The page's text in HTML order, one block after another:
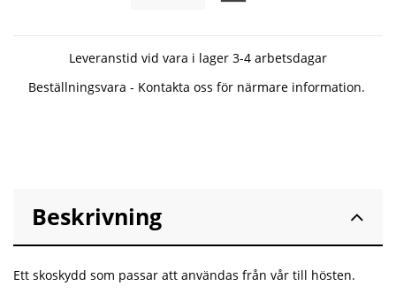
Leveranstid vid vara i lager 3-4 arbetsdagar
Beställningsvara - Kontakta oss för närmare information.
Beskrivning
Ett skoskydd som passar att användas från vår till hösten.